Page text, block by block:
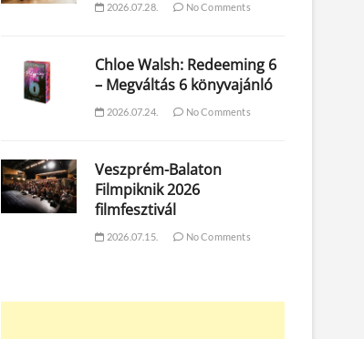
2026.07.28. No Comments
Chloe Walsh: Redeeming 6
– Megváltás 6 könyvajánló
2026.07.24. No Comments
Veszprém-Balaton
Filmpiknik 2026
filmfesztivál
2026.07.15. No Comments